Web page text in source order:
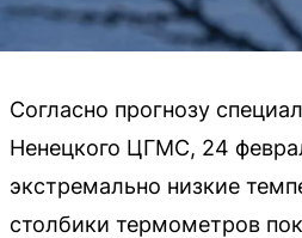
Согласно прогнозу
Ненецкого ЦГМС, 24
экстремально низкие
столбики термометров